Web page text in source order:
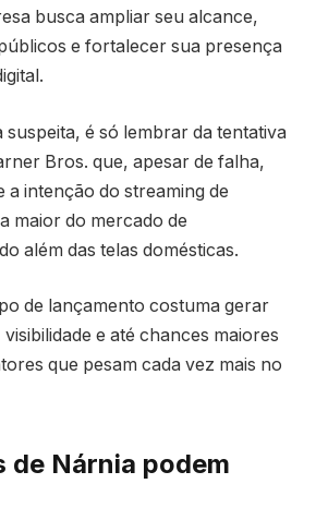
busca ampliar seu alcance,
e fortalecer sua presença
é só lembrar da tentativa
Bros. que, apesar de falha,
a intenção do streaming de
maior do mercado de
além das telas domésticas.
de lançamento costuma gerar
e até chances maiores
que pesam cada vez mais no
de Nárnia podem